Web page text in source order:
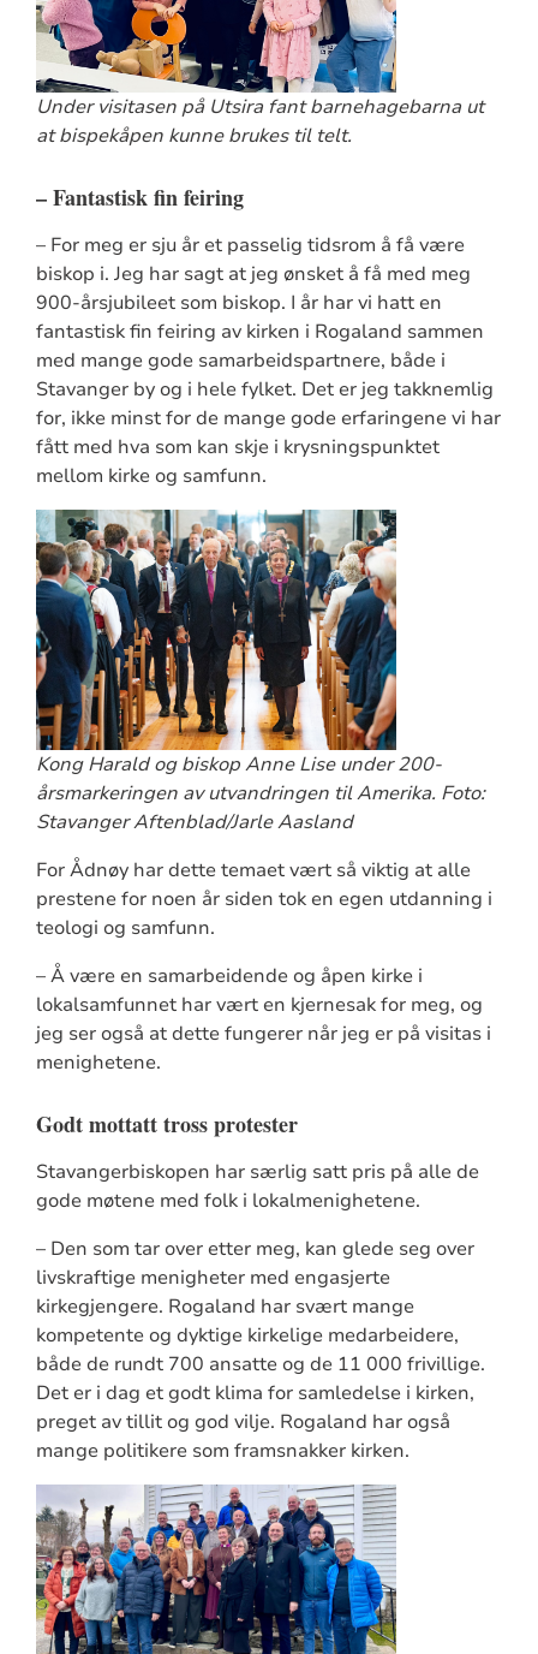
Under visitasen på Utsira fant barnehagebarna ut
at bispekåpen kunne brukes til telt.
– Fantastisk fin feiring
– For meg er sju år et passelig tidsrom å få være
biskop i. Jeg har sagt at jeg ønsket å få med meg
900-årsjubileet som biskop. I år har vi hatt en
fantastisk fin feiring av kirken i Rogaland sammen
med mange gode samarbeidspartnere, både i
Stavanger by og i hele fylket. Det er jeg takknemlig
for, ikke minst for de mange gode erfaringene vi har
fått med hva som kan skje i krysningspunktet
mellom kirke og samfunn.
Kong Harald og biskop Anne Lise under 200-
årsmarkeringen av utvandringen til Amerika. Foto:
Stavanger Aftenblad/Jarle Aasland
For Ådnøy har dette temaet vært så viktig at alle
prestene for noen år siden tok en egen utdanning i
teologi og samfunn.
– Å være en samarbeidende og åpen kirke i
lokalsamfunnet har vært en kjernesak for meg, og
jeg ser også at dette fungerer når jeg er på visitas i
menighetene.
Godt mottatt tross protester
Stavangerbiskopen har særlig satt pris på alle de
gode møtene med folk i lokalmenighetene.
– Den som tar over etter meg, kan glede seg over
livskraftige menigheter med engasjerte
kirkegjengere. Rogaland har svært mange
kompetente og dyktige kirkelige medarbeidere,
både de rundt 700 ansatte og de 11 000 frivillige.
Det er i dag et godt klima for samledelse i kirken,
preget av tillit og god vilje. Rogaland har også
mange politikere som framsnakker kirken.